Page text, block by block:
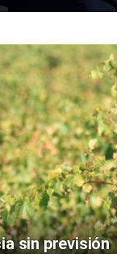
sin previsión